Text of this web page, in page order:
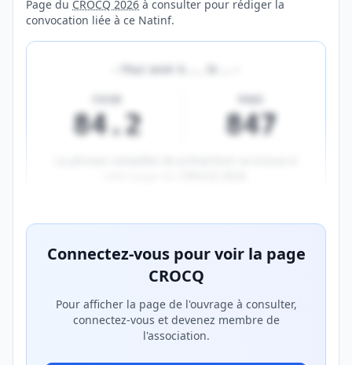
Page du CROCQ 2026 à consulter pour rédiger la
convocation liée à ce Natinf.
Pour avoir à
84.2 847
Connectez-vous pour voir la page
CROCQ
Pour afficher la page de l'ouvrage à consulter,
connectez-vous et devenez membre de
l'association.